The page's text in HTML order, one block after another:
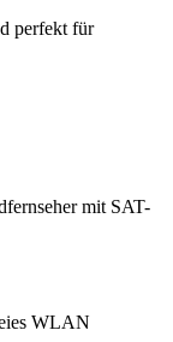
perfekt für
mit SAT-
WLAN